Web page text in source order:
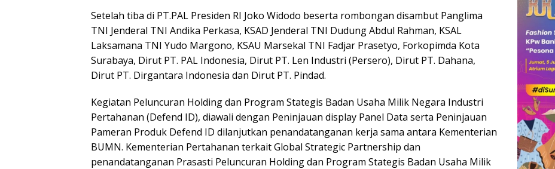
Setelah tiba di PT.PAL Presiden RI Joko Widodo beserta rombongan disambut Panglima
TNI Jenderal TNI Andika Perkasa, KSAD Jenderal TNI Dudung Abdul Rahman, KSAL
Laksamana TNI Yudo Margono, KSAU Marsekal TNI Fadjar Prasetyo, Forkopimda Kota
Surabaya, Dirut PT. PAL Indonesia, Dirut PT. Len Industri (Persero), Dirut PT. Dahana,
Dirut PT. Dirgantara Indonesia dan Dirut PT. Pindad.
Kegiatan Peluncuran Holding dan Program Stategis Badan Usaha Milik Negara Industri
Pertahanan (Defend ID), diawali dengan Peninjauan display Panel Data serta Peninjauan
Pameran Produk Defend ID dilanjutkan penandatanganan kerja sama antara Kementerian
BUMN. Kementerian Pertahanan terkait Global Strategic Partnership dan
penandatanganan Prasasti Peluncuran Holding dan Program Stategis Badan Usaha Milik